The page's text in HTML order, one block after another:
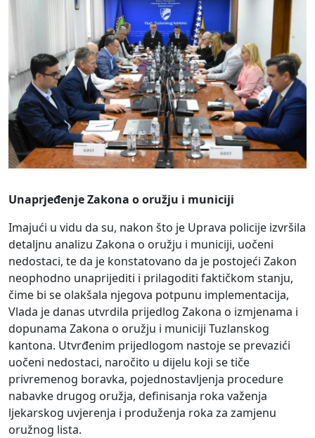
Unaprjeđenje Zakona o oružju i municiji
Imajući u vidu da su, nakon što je Uprava policije izvršila
detaljnu analizu Zakona o oružju i municiji, uočeni
nedostaci, te da je konstatovano da je postojeći Zakon
neophodno unaprijediti i prilagoditi faktičkom stanju,
čime bi se olakšala njegova potpunu implementacija,
Vlada je danas utvrdila prijedlog Zakona o izmjenama i
dopunama Zakona o oružju i municiji Tuzlanskog
kantona. Utvrđenim prijedlogom nastoje se prevazići
uočeni nedostaci, naročito u dijelu koji se tiče
privremenog boravka, pojednostavljenja procedure
nabavke drugog oružja, definisanja roka važenja
ljekarskog uvjerenja i produženja roka za zamjenu
oružnog lista.